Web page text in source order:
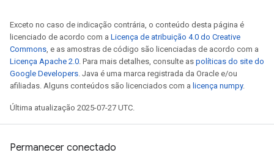
Exceto no caso de indicação contrária, o conteúdo desta página é
licenciado de acordo com a Licença de atribuição 4.0 do Creative
Commons, e as amostras de código são licenciadas de acordo com a
Licença Apache 2.0. Para mais detalhes, consulte as políticas do site do
Google Developers. Java é uma marca registrada da Oracle e/ou
afiliadas. Alguns conteúdos são licenciados com a licença numpy.
Última atualização 2025-07-27 UTC.
Permanecer conectado